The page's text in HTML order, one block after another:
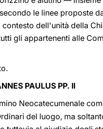
le linee proposte
dell'unità della
gli appartenenti alle
PAULUS PP. II
Neocatecumenale
del luogo, ma